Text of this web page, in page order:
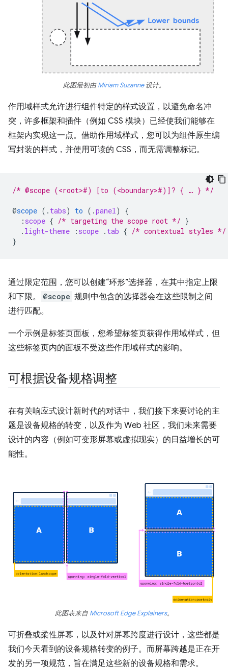
此图最初由Miriam Suzanne设计。
作用域样式允许进行组件特定的样式设置，以避免命名冲
突，许多框架和插件（例如 CSS 模块）已经使我们能够在
框架内实现这一点。借助作用域样式，您可以为组件原生编
写封装的样式，并使用可读的 CSS，而无需调整标记。
/* @scope (<root>#) [to (<boundary>#)]? { … } */
@scope ( . tabs) to ( .panel)
{
: scope { /* targeting the scope root */ }
. light-theme : scope . tab { /* contextual styles */
}
通过限定范围，您可以创建“环形”选择器，在其中指定上限
和下限。
@scope 规则中包含的选择器会在这些限制之间
进行匹配。
一个示例是标签页面板，您希望标签页获得作用域样式，但
这些标签页内的面板不受这些作用域样式的影响。
可根据设备规格调整
在有关响应式设计新时代的对话中，我们接下来要讨论的主
题是设备规格的转变，以及作为 Web 社区，我们未来需要
设计的内容（例如可变形屏幕或虚拟现实）的日益增长的可
能性。
此图表来自 Microsoft Edge Explainers。
可折叠或柔性屏幕，以及针对屏幕跨度进行设计，这些都是
我们今天看到的设备规格转变的例子。而屏幕跨越是正在开
发的另一项规范，旨在满足这些新的设备规格和需求。